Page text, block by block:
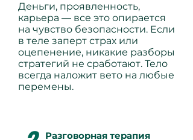
Деньги, проявленность,
карьера — все это опирается
на чувство безопасности. Если
в теле заперт страх или
оцепенение, никакие разборы
стратегий не сработают. Тело
всегда наложит вето на любые
перемены.
Разговорная терапия